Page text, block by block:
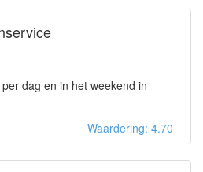
dag en in het weekend in
Waardering: 4.70